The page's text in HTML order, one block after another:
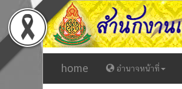
home อำนาจหน้าที่